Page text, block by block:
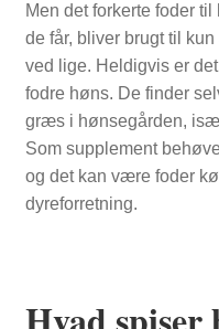
Men det forkerte foder
de får, bliver brugt til
ved lige. Heldigvis er
fodre høns. De finder
græs i hønsegården,
Som supplement
og det kan være foder
dyreforretning.